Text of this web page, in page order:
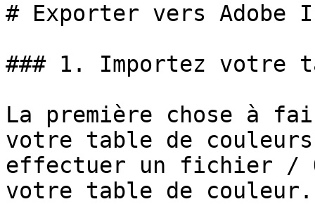
# Exporter vers Adobe
### 1. Importez votre
La première chose à
votre table de couleurs
effectuer un fichier /
votre table de couleur.